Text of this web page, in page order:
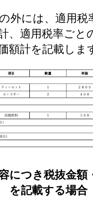
外には、適用税
、適用税率ごと
額計を記載しま
につき税抜金額
を記載する場合